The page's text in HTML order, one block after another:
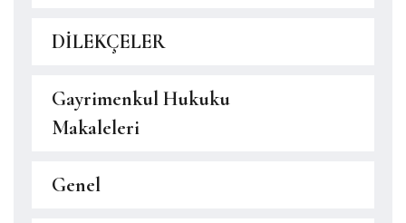
DİLEKÇELER
Gayrimenkul Hukuku
Makaleleri
Genel